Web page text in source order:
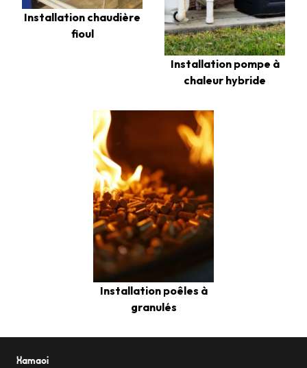
Installation chaudière
fioul
Installation pompe à
chaleur hybride
Installation poêles à
granulés
Xamaoi